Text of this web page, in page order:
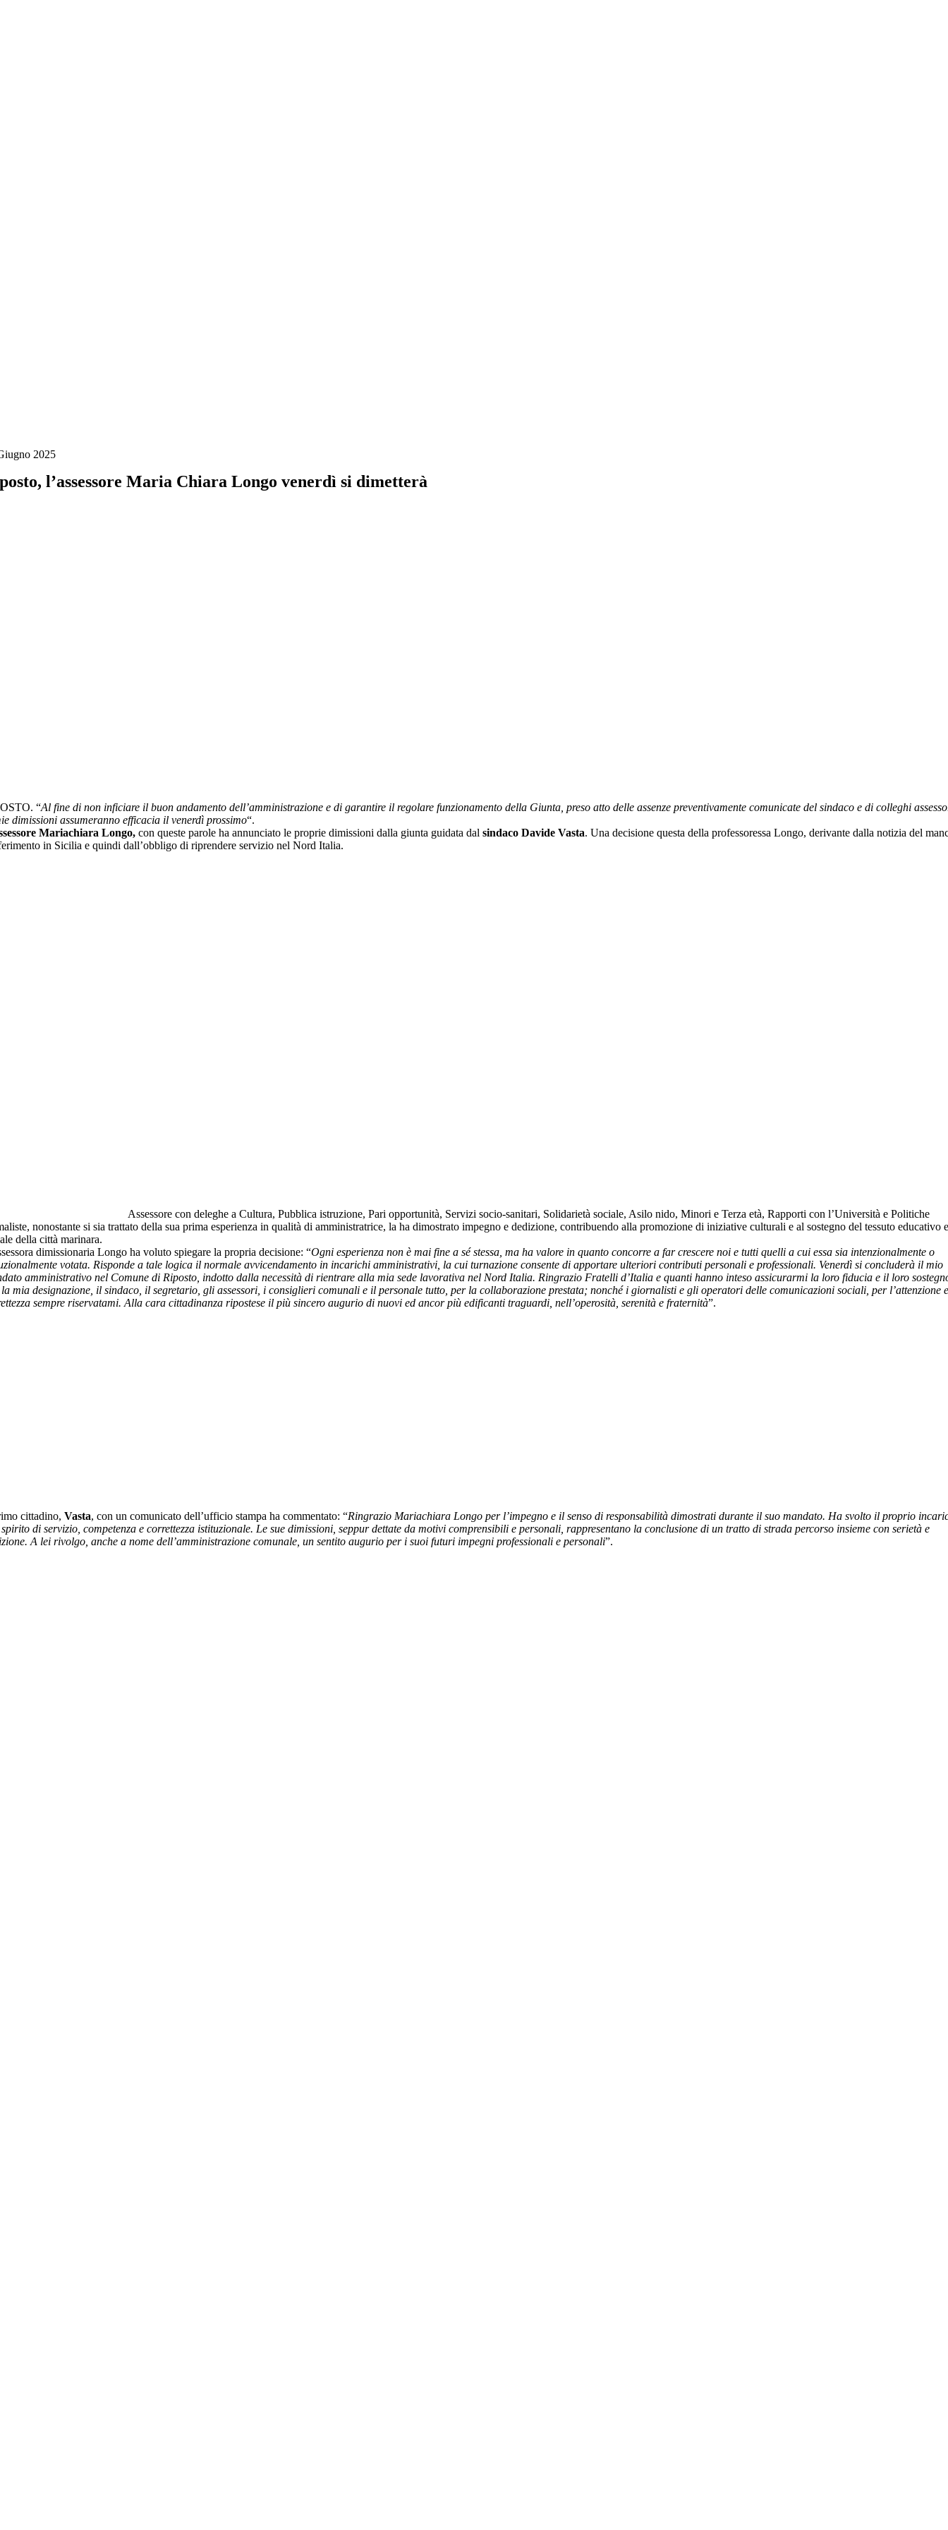
2025
l’assessore Maria Chiara Longo venerdì si dimetterà
“Al fine di non inficiare il buon andamento dell’amministrazione e di garantire il regolare funzionamento della Giunta, preso atto delle assenze preventivamente comunicate del sindaco e di colleghi
dimissioni assumeranno efficacia il venerdì prossimo“.
Mariachiara Longo,con queste parole ha annunciato le proprie dimissioni dalla giunta guidata dal sindaco Davide Vasta. Una decisione questa della professoressa Longo, derivante dalla notizia del
in Sicilia e quindi dall’obbligo di riprendere servizio nel Nord Italia.
Assessore con deleghe a Cultura, Pubblica istruzione, Pari opportunità, Servizi socio-sanitari, Solidarietà sociale, Asilo nido, Minori e Terza età, Rapporti con l’Università e Politiche
nonostante si sia trattato della sua prima esperienza in qualità di amministratrice, la ha dimostrato impegno e dedizione, contribuendo alla promozione di iniziative culturali e al sostegno del tessuto educativo e
della città marinara.
dimissionaria Longo ha voluto spiegare la propria decisione: “Ogni esperienza non è mai fine a sé stessa, ma ha valore in quanto concorre a far crescere noi e tutti quelli a cui essa sia intenzionalmente o
votata. Risponde a tale logica il normale avvicendamento in incarichi amministrativi, la cui turnazione consente di apportare ulteriori contributi personali e professionali. Venerdì si concluderà il mio
amministrativo nel Comune di Riposto, indotto dalla necessità di rientrare alla mia sede lavorativa nel Nord Italia. Ringrazio Fratelli d’Italia e quanti hanno inteso assicurarmi la loro fiducia e il loro
mia designazione, il sindaco, il segretario, gli assessori, i consiglieri comunali e il personale tutto, per la collaborazione prestata; nonché i giornalisti e gli operatori delle comunicazioni sociali, per l’attenzione
sempre riservatami. Alla cara cittadinanza ripostese il più sincero augurio di nuovi ed ancor più edificanti traguardi, nell’operosità, serenità e fraternità”.
cittadino, Vasta, con un comunicato dell’ufficio stampa ha commentato: “Ringrazio Mariachiara Longo per l’impegno e il senso di responsabilità dimostrati durante il suo mandato. Ha svolto il proprio
di servizio, competenza e correttezza istituzionale. Le sue dimissioni, seppur dettate da motivi comprensibili e personali, rappresentano la conclusione di un tratto di strada percorso insieme con serietà e
A lei rivolgo, anche a nome dell’amministrazione comunale, un sentito augurio per i suoi futuri impegni professionali e personali”.